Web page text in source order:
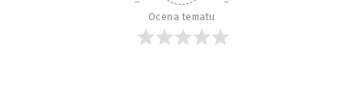
Ocena tematu